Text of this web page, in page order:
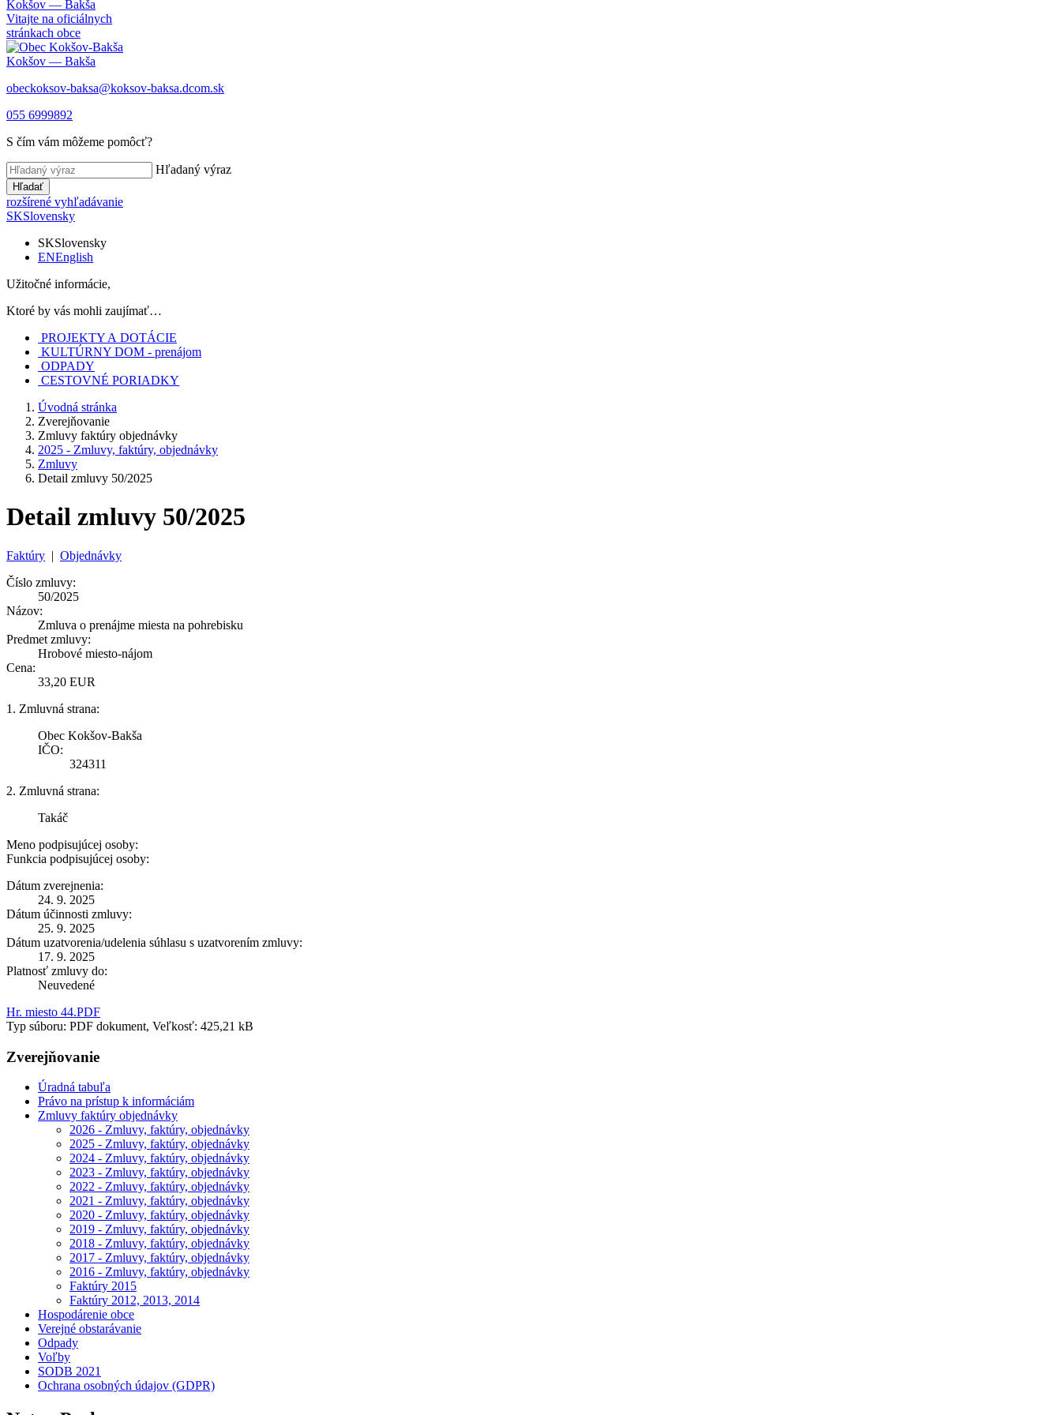
Kokšov — Bakša
Vitajte na oficiálnych
stránkach obce
Kokšov — Bakša
obeckoksov-baksa@koksov-baksa.dcom.sk
055 6999892
S čím vám môžeme pomôcť?
Hľadaný výraz
Hľadať
rozšírené vyhľadávanie
SKSlovensky
SKSlovensky
ENEnglish
Užitočné informácie,
Ktoré by vás mohli zaujímať…
PROJEKTY A DOTÁCIE
KULTÚRNY DOM - prenájom
ODPADY
CESTOVNÉ PORIADKY
Úvodná stránka
Zverejňovanie
Zmluvy faktúry objednávky
2025 - Zmluvy, faktúry, objednávky
Zmluvy
Detail zmluvy 50/2025
Detail zmluvy 50/2025
Faktúry | Objednávky
Číslo zmluvy:
50/2025
Názov:
Zmluva o prenájme miesta na pohrebisku
Predmet zmluvy:
Hrobové miesto-nájom
Cena:
33,20 EUR
1. Zmluvná strana:
Obec Kokšov-Bakša
IČO:
324311
2. Zmluvná strana:
Takáč
Meno podpisujúcej osoby:
Funkcia podpisujúcej osoby:
Dátum zverejnenia:
24. 9. 2025
Dátum účinnosti zmluvy:
25. 9. 2025
Dátum uzatvorenia/udelenia súhlasu s uzatvorením zmluvy:
17. 9. 2025
Platnosť zmluvy do:
Neuvedené
Hr. miesto 44.PDF
Typ súboru: PDF dokument, Veľkosť: 425,21 kB
Zverejňovanie
Úradná tabuľa
Právo na prístup k informáciám
Zmluvy faktúry objednávky
2026 - Zmluvy, faktúry, objednávky
2025 - Zmluvy, faktúry, objednávky
2024 - Zmluvy, faktúry, objednávky
2023 - Zmluvy, faktúry, objednávky
2022 - Zmluvy, faktúry, objednávky
2021 - Zmluvy, faktúry, objednávky
2020 - Zmluvy, faktúry, objednávky
2019 - Zmluvy, faktúry, objednávky
2018 - Zmluvy, faktúry, objednávky
2017 - Zmluvy, faktúry, objednávky
2016 - Zmluvy, faktúry, objednávky
Faktúry 2015
Faktúry 2012, 2013, 2014
Hospodárenie obce
Verejné obstarávanie
Odpady
Voľby
SODB 2021
Ochrana osobných údajov (GDPR)